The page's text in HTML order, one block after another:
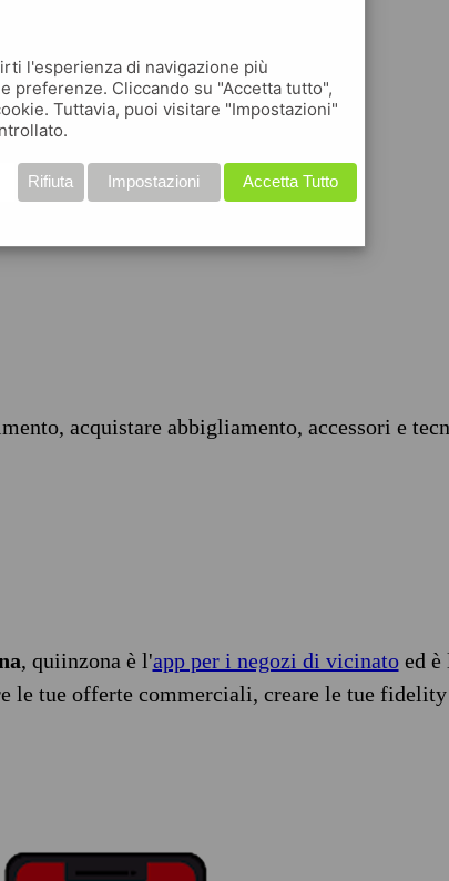
acquistare abbigliamento, accessori e
, quiinzona è l'app per i negozi di vicinatoed è
le tue offerte commerciali, creare le tue
l'esperienza di navigazione più
preferenze. Cliccando su "Accetta tutto",
Tuttavia, puoi visitare "Impostazioni"
Accetta Tutto
Impostazioni
Rifiuta